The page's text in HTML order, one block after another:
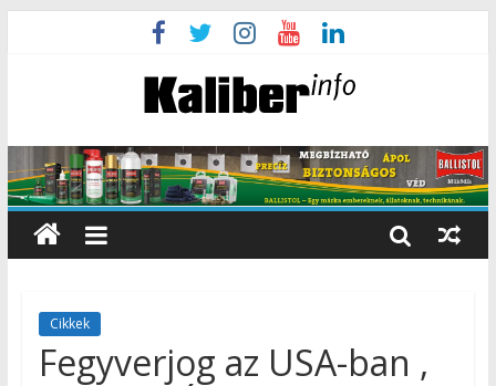
Cikkek
Fegyverjog az USA-ban ,